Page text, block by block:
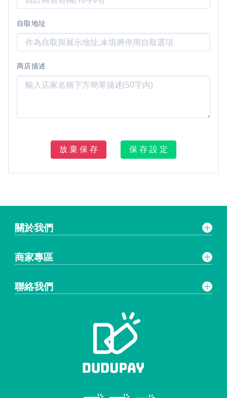
自取地址
商店描述
放 棄 保 存 保 存 設 定
關於我們
商家專區
聯絡我們